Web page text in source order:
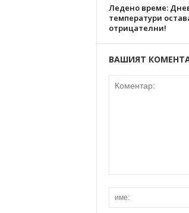
Ледено време:
температури
отрицателни!
ВАШИЯТ